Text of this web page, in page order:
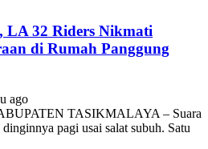
LA 32 Riders Nikmati
di Rumah Panggung
ago
TASIKMALAYA – Suara
pagi usai salat subuh. Satu